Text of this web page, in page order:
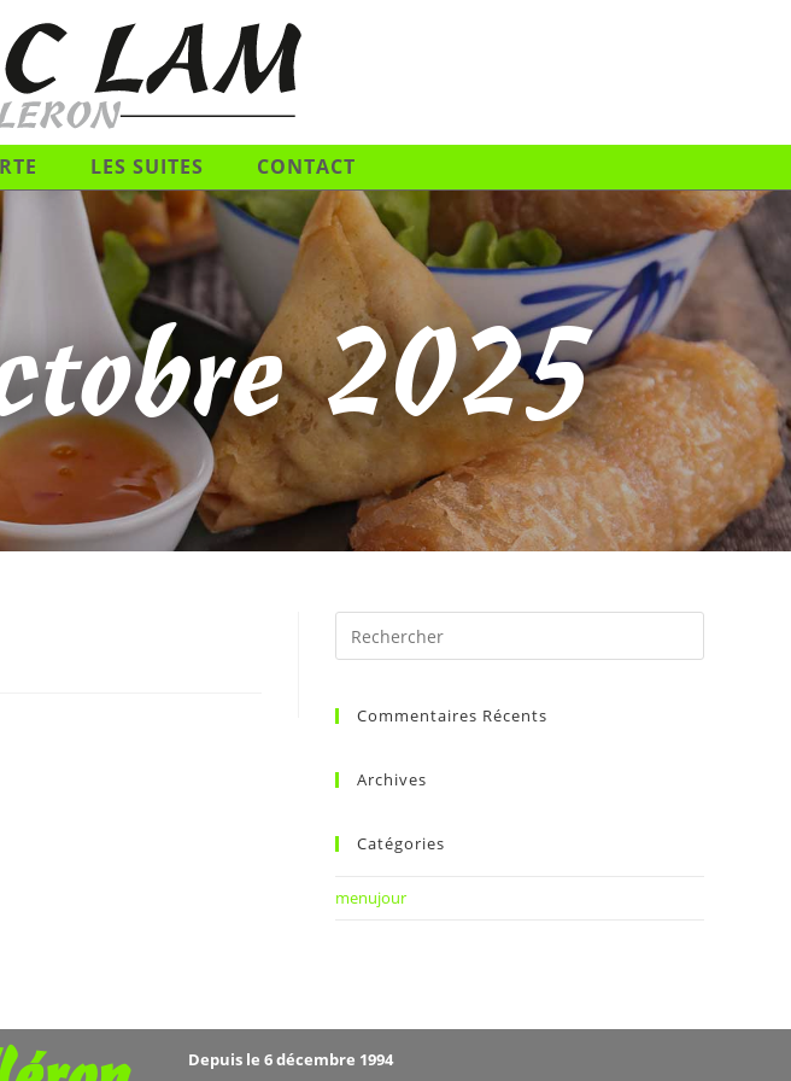
LES SUITES CONTACT
2025
Commentaires Récents
Archives
Catégories
menujour
Depuis le 6 décembre 1994